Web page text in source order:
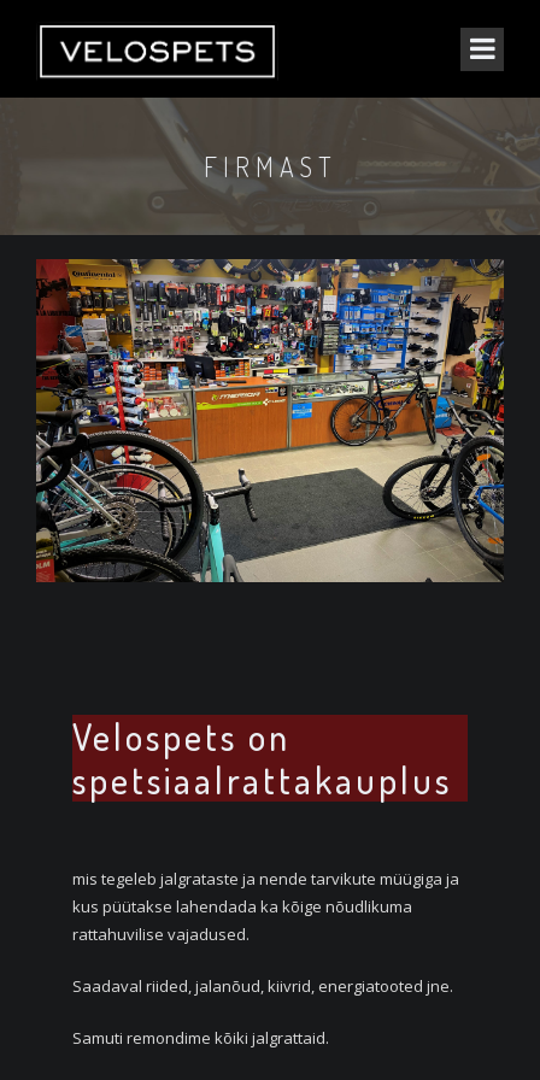
FIRMAST
Velospets on
spetsiaalrattakauplus
mis tegeleb jalgrataste ja nende tarvikute müügiga ja
kus püütakse lahendada ka kõige nõudlikuma
rattahuvilise vajadused.
Saadaval riided, jalanõud, kiivrid, energiatooted jne.
Samuti remondime kõiki jalgrattaid.